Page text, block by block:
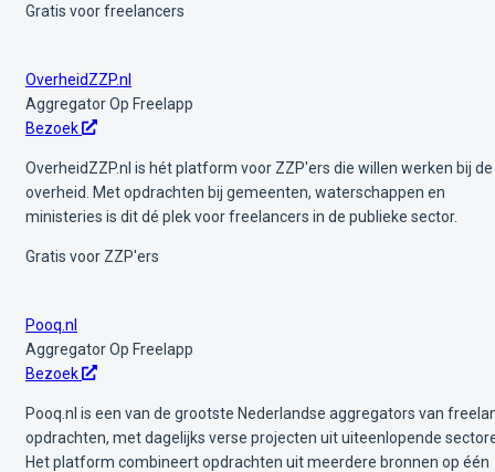
Gratis voor freelancers
OverheidZZP.nl
AggregatorOp Freelapp
Bezoek
OverheidZZP.nl is hét platform voor ZZP'ers die willen werken bij de
overheid. Met opdrachten bij gemeenten, waterschappen en
ministeries is dit dé plek voor freelancers in de publieke sector.
Gratis voor ZZP'ers
Pooq.nl
AggregatorOp Freelapp
Bezoek
Pooq.nl is een van de grootste Nederlandse aggregators van
opdrachten, met dagelijks verse projecten uit uiteenlopende
Het platform combineert opdrachten uit meerdere bronnen op één